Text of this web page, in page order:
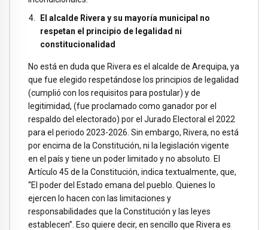
El alcalde Rivera y su mayoría municipal no
respetan el principio de legalidad ni
constitucionalidad
No está en duda que Rivera es el alcalde de Arequipa, ya
que fue elegido respetándose los principios de legalidad
(cumplió con los requisitos para postular) y de
legitimidad, (fue proclamado como ganador por el
respaldo del electorado) por el Jurado Electoral el 2022
para el periodo 2023-2026. Sin embargo, Rivera, no está
por encima de la Constitución, ni la legislación vigente
en el país y tiene un poder limitado y no absoluto. El
Artículo 45 de la Constitución, indica textualmente, que,
“El poder del Estado emana del pueblo. Quienes lo
ejercen lo hacen con las limitaciones y
responsabilidades que la Constitución y las leyes
establecen”. Eso quiere decir, en sencillo que Rivera es